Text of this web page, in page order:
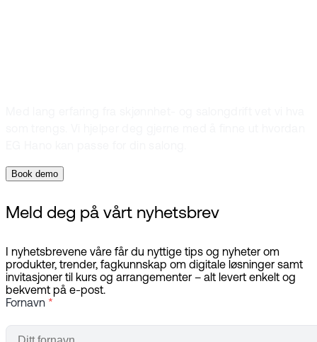
Book demo
Meld deg på vårt nyhetsbrev
I nyhetsbrevene våre får du nyttige tips og nyheter om
produkter, trender, fagkunnskap om digitale løsninger samt
invitasjoner til kurs og arrangementer – alt levert enkelt og
bekvemt på e-post.
Fornavn *